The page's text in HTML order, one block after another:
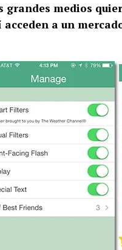
grandes medios
a un